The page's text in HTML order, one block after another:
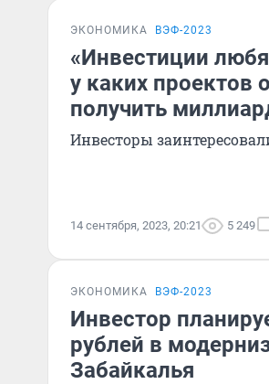
ЭКОНОМИКА ВЭФ-2023
«Инвестиции
у каких проектов
получить
Инвесторы
14 сентября, 2023, 20:21 5 249
ЭКОНОМИКА ВЭФ-2023
Инвестор
рублей в
Забайкалья